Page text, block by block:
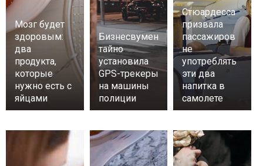
Мозг будет
здоровым:
два
продукта,
которые
нужно есть с
яйцами
Бизнесвумен
тайно
установила
GPS-трекеры
на машины
полиции
Стюардесса
призвала
пассажиров
не
употреблять
эти два
напитка в
самолете